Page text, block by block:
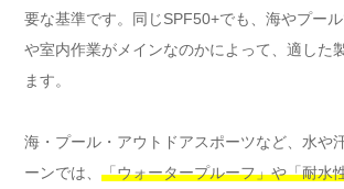
要な基準です。同じSPF50+でも、海やプー
や室内作業がメインなのかによって、適した
ます。
海・プール・アウトドアスポーツなど、水や
ーンでは、 「ウォータープルーフ」や「耐水